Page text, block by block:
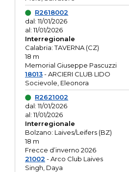
R2618002
dal: 11/01/2026
al: 11/01/2026
Interregionale
Calabria: TAVERNA (CZ)
18 m
Memorial Giuseppe Pascuzzi
18013- ARCIERI CLUB LIDO
Socievole, Eleonora
R2621002
dal: 11/01/2026
al: 11/01/2026
Interregionale
Bolzano: Laives/Leifers (BZ)
18 m
Frecce d’inverno 2026
21002 - Arco Club Laives
Singh, Daya